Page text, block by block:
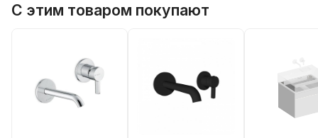
С этим товаром покупают